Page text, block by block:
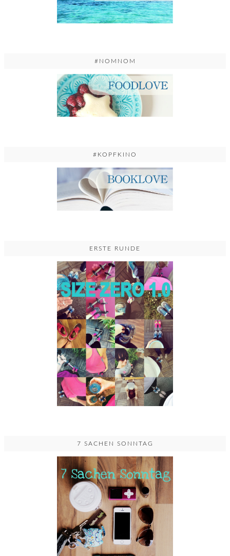
#NOMNOM
#KOPFKINO
ERSTE RUNDE
7 SACHEN SONNTAG